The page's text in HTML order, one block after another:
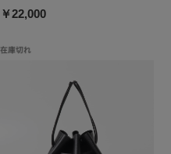
￥22,000